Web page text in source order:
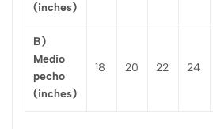
(inches)
B)
Medio
pecho
(inches)
18 20 22 24